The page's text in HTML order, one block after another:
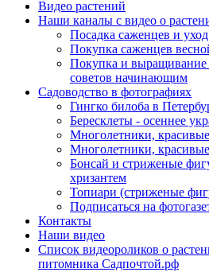
Видео растений
Наши каналы с видео о
Посадка саженцев и
Покупка саженцев
Покупка и выращивание
советов начинающим
Садоводство в фотографиях
Гингко билоба в
Бересклеты - осеннее
Многолетники, красивые
Многолетники, красивые
Бонсай и стриженые
хризантем
Топиари (стриженые
Подписаться на
Контакты
Наши видео
Список видеороликов о
питомника Садпочтой.рф